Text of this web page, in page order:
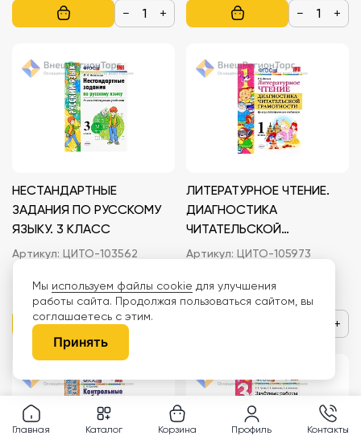
− + − +
НЕСТАНДАРТНЫЕ
ЗАДАНИЯ ПО РУССКОМУ
ЯЗЫКУ. 3 КЛАСС
Артикул: ЦИТО-103562
418 ₽
−
ЛИТЕРАТУРНОЕ ЧТЕНИЕ.
ДИАГНОСТИКА
ЧИТАТЕЛЬСКОЙ
ГРАМОТНОСТИ. 1 КЛАСС
Артикул: ЦИТО-105973
360 ₽
+
Главная Каталог Корзина Профиль Контакты
Мы используем файлы cookie для улучшения
работы сайта. Продолжая пользоваться сайтом, вы
соглашаетесь с этим.
Принять